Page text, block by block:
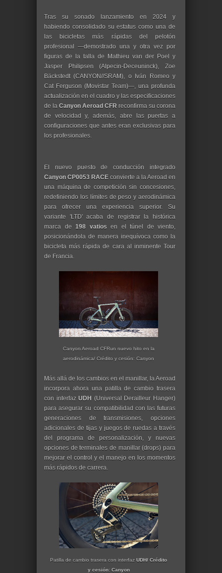
Tras su sonado lanzamiento en 2024 y
habiendo consolidado su estatus como una de
las bicicletas más rápidas del pelotón
profesional —demostrado una y otra vez por
figuras de la talla de Mathieu van der Poel y
Jasper Philipsen (Alpecin-Deceuninck), Zoe
Bäckstedt (CANYON//SRAM), o Iván Romeo y
Cat Ferguson (Movistar Team)—, una profunda
actualización en el cuadro y las especificaciones
de la Canyon Aeroad CFR reconfirma su corona
de velocidad y, además, abre las puertas a
configuraciones que antes eran exclusivas para
los profesionales.
El nuevo puesto de conducción integrado
Canyon CP0053 RACE convierte a la Aeroad en
una máquina de competición sin concesiones,
redefiniendo los límites de peso y aerodinámica
para ofrecer una experiencia superior. Su
variante 'LTD' acaba de registrar la histórica
marca de 198 vatios en el túnel de viento,
posicionándola de manera inequívoca como la
bicicleta más rápida de cara al inminente Tour
de Francia.
Canyon Aeroad CFRun nuevo hito en la
aerodinámica/ Crédito y cesión: Canyon
Más allá de los cambios en el manillar, la Aeroad
incorpora ahora una patilla de cambio trasera
con interfazUDH (Universal Derailleur Hanger)
para asegurar su compatibilidad con las futuras
generaciones de transmisiones, opciones
adicionales de tijas y juegos de ruedas a través
del programa de personalización, y nuevas
opciones de terminales de manillar (drops) para
mejorar el control y el manejo en los momentos
más rápidos de carrera.
Patilla de cambio trasera con interfaz UDH/ Crédito
y cesión: Canyon